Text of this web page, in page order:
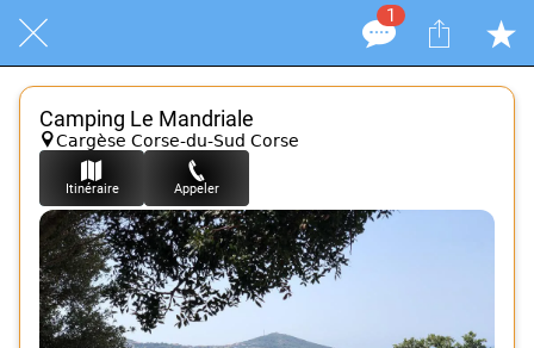
1
Camping Le Mandriale
Cargèse Corse-du-Sud Corse
Itinéraire Appeler